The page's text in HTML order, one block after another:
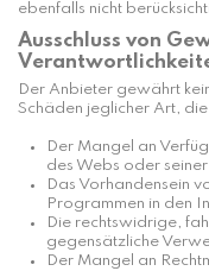
ebenfalls nicht
Ausschluss von
Der Anbieter gewährt
Schäden jeglicher Art,
Der Mangel an
des Webs oder
Das Vorhandensein
Programmen in den
Die rechtswidrige,
gegensätzliche
Der Mangel an